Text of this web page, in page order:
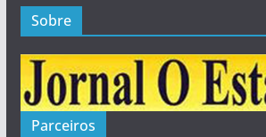
Sobre
Parceiros